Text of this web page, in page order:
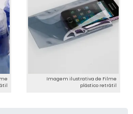
Imagem ilustrativa de Filme
plástico retrátil